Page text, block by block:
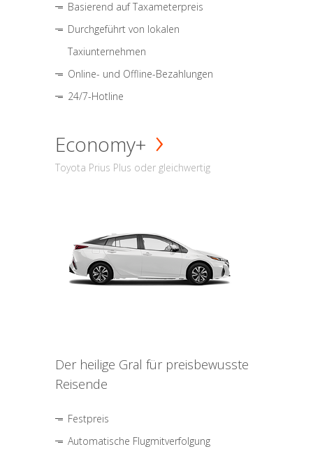
Basierend auf Taxameterpreis
Durchgeführt von lokalen
Taxiunternehmen
Online- und Offline-Bezahlungen
24/7-Hotline
Economy+
Toyota Prius Plus oder gleichwertig
Der heilige Gral für preisbewusste
Reisende
Festpreis
Automatische Flugmitverfolgung